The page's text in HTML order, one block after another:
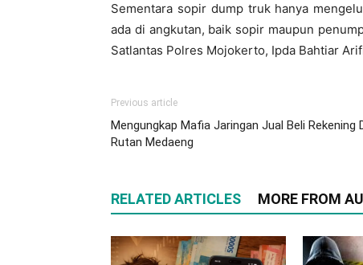
Sementara sopir dump truk hanya
ada di angkutan, baik sopir maupun
Satlantas Polres Mojokerto, Ipda Bahtiar
Previous article
Mengungkap Mafia Jaringan Jual Beli Rekening
Rutan Medaeng
RELATED ARTICLES MORE FROM